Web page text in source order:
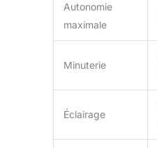
Autonomie
maximale
Minuterie
Éclairage